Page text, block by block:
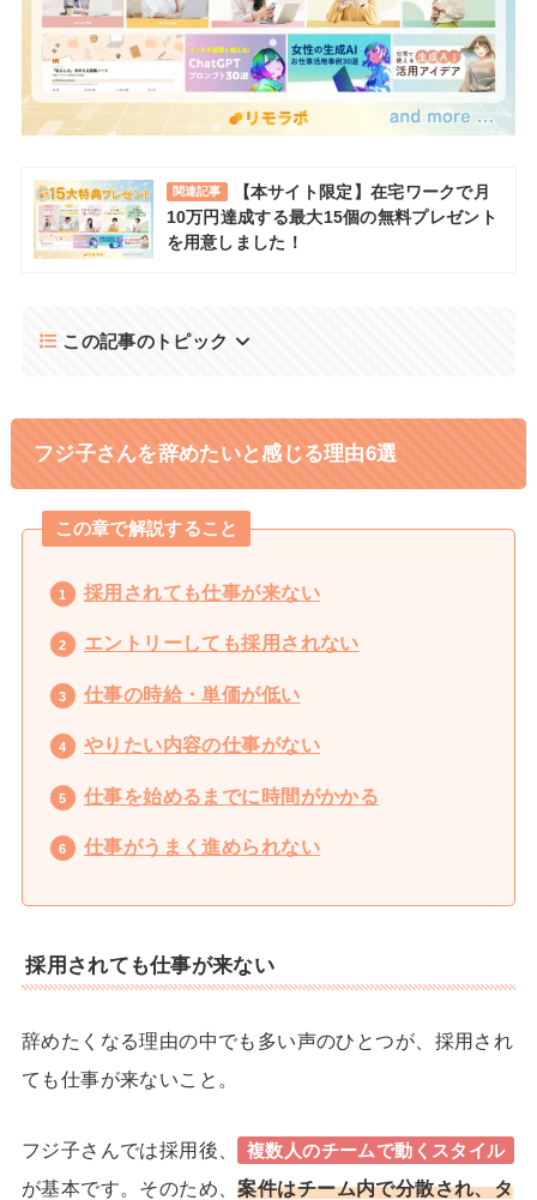
関連記事
【本サイト限定】在宅ワークで月
10万円達成する最大15個の無料プレゼント
を用意しました！
この記事のトピック
フジ子さんを辞めたいと感じる理由6選
この章で解説すること
採用されても仕事が来ない
エントリーしても採用されない
仕事の時給・単価が低い
やりたい内容の仕事がない
仕事を始めるまでに時間がかかる
仕事がうまく進められない
採用されても仕事が来ない
辞めたくなる理由の中でも多い声のひとつが、採用され
ても仕事が来ないこと。
フジ子さんでは採用後、 複数人のチームで動くスタイル
が基本です。 そのため、案件はチーム内で分散され、タ